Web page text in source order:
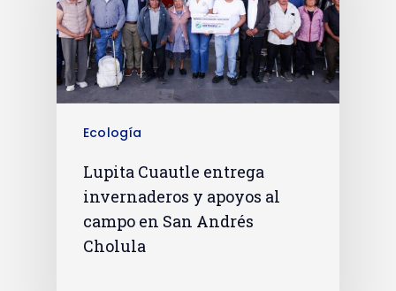
Ecología
Lupita Cuautle entrega
invernaderos y apoyos al
campo en San Andrés
Cholula